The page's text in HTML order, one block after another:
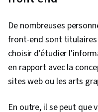
De nombreuses
front-end sont titulaires
choisir d'étudier
en rapport avec la
sites web ou les arts
En outre, il se peut que